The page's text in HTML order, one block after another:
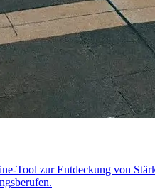
Tool zur Entdeckung von